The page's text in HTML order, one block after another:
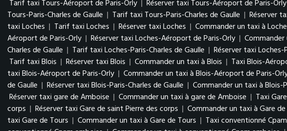
Tarif taxi Tours-Aéroport de Paris-Orly | Réserver taxi Tours-Aéroport de Paris-Orly
Tours-Paris-Charles de Gaulle | Tarif taxi Tours-Paris-Charles de Gaulle | Réserver
taxi Loches | Tarif taxi Loches | Réserver taxi Loches | Commander un taxi à
Aéroport de Paris-Orly | Réserver taxi Loches-Aéroport de Paris-Orly |
Charles de Gaulle | Tarif taxi Loches-Paris-Charles de Gaulle | Réserver taxi Loches-
Tarif taxi Blois | Réserver taxi Blois | Commander un taxi à Blois | Taxi Blois-
taxi Blois-Aéroport de Paris-Orly | Commander un taxi à Blois-Aéroport de Paris-
de Gaulle | Réserver taxi Blois-Paris-Charles de Gaulle | Commander un taxi à Blois-
Réserver taxi gare de Amboise | Commander un taxi à gare de Amboise | Taxi
corps | Réserver taxi Gare de saint Pierre des corps | Commander un taxi à Gare
taxi Gare de Tours | Commander un taxi à Gare de Tours | Taxi conventionné